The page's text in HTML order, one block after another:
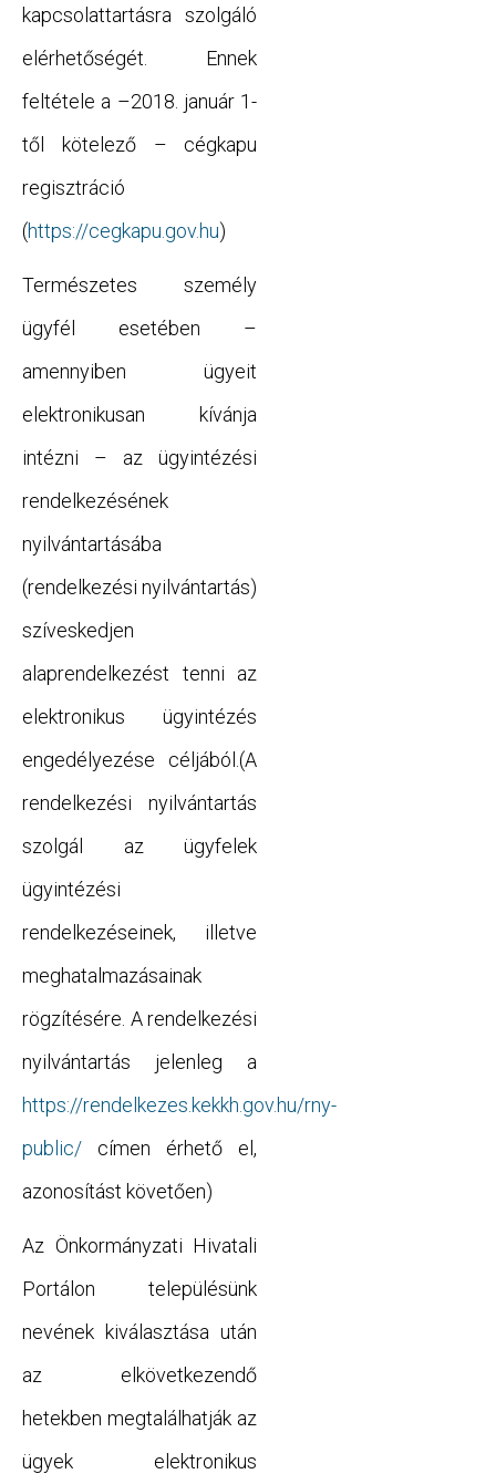
kapcsolattartásra szolgáló
elérhetőségét. Ennek
feltétele a –2018. január 1-
től kötelező – cégkapu
regisztráció
(https://cegkapu.gov.hu)
Természetes személy
ügyfél esetében –
amennyiben ügyeit
elektronikusan kívánja
intézni – az ügyintézési
rendelkezésének
nyilvántartásába
(rendelkezési nyilvántartás)
szíveskedjen
alaprendelkezést tenni az
elektronikus ügyintézés
engedélyezése céljából.(A
rendelkezési nyilvántartás
szolgál az ügyfelek
ügyintézési
rendelkezéseinek, illetve
meghatalmazásainak
rögzítésére. A rendelkezési
nyilvántartás jelenleg a
https://rendelkezes.kekkh.gov.hu/rny-
public/ címen érhető el,
azonosítást követően)
Az Önkormányzati Hivatali
Portálon településünk
nevének kiválasztása után
az elkövetkezendő
hetekben megtalálhatják az
ügyek elektronikus